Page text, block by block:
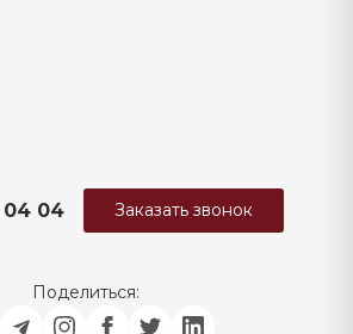
04 04 Заказать звонок
Поделиться: